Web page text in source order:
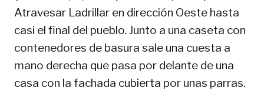
Atravesar Ladrillar en dirección Oeste hasta
casi el final del pueblo. Junto a una caseta con
contenedores de basura sale una cuesta a
mano derecha que pasa por delante de una
casa con la fachada cubierta por unas parras.